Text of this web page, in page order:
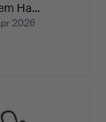
Ha…
2026